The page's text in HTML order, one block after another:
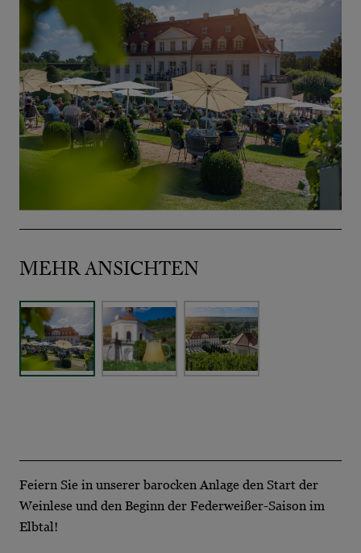
MEHR ANSICHTEN
Feiern Sie in unserer barocken Anlage den Start der
Weinlese und den Beginn der Federweißer-Saison im
Elbtal!